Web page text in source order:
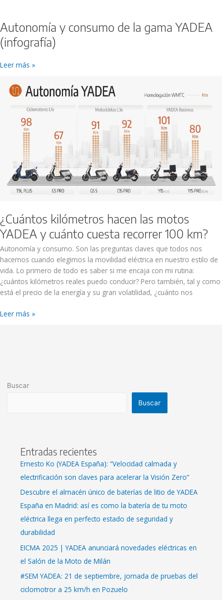
Autonomía y consumo de la gama YADEA
(infografía)
Leer más »
¿Cuántos kilómetros hacen las motos
YADEA y cuánto cuesta recorrer 100 km?
Autonomía y consumo. Son las preguntas claves que todos nos
hacemos cuando elegimos la movilidad eléctrica en nuestro estilo de
vida. Lo primero de todo es saber si me encaja con mi rutina:
¿cuántos kilómetros reales puedo conducir? Pero también, tal y como
está el precio de la energía y su gran volatilidad, ¿cuánto nos
kilómetros
cuesta
recorrer
Leer más »
Buscar
Buscar
Entradas recientes
Ernesto Ko (YADEA España): “Velocidad calmada y
electrificación son claves para acelerar la Visión Zero”
Descubre el almacén único de baterías de litio de YADEA
España en Madrid: así es como la batería de tu moto
eléctrica llega en perfecto estado de seguridad y
durabilidad
EICMA 2025 | YADEA anunciará novedades eléctricas en
el Salón de la Moto de Milán
#SEM YADEA: 21 de septiembre, jornada de pruebas del
ciclomotror a 25 km/h en Pozuelo